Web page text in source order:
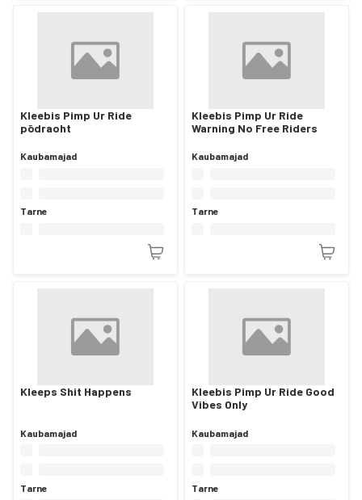
Kleebis Pimp Ur Ride
põdraoht
Kaubamajad
Tarne
Kleebis Pimp Ur Ride
Warning No Free Riders
Kaubamajad
Tarne
Kleeps Shit Happens
Kaubamajad
Tarne
Kleebis Pimp Ur Ride Good
Vibes Only
Kaubamajad
Tarne